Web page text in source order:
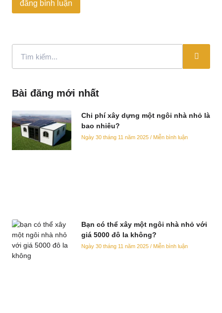
Bài đăng mới nhất
Chi phí xây dựng một ngôi nhà nhỏ là
bao nhiêu?
Ngày 30 tháng 11 năm 2025 Miễn bình luận
Bạn có thể xây một ngôi nhà nhỏ với
giá 5000 đô la không?
Ngày 30 tháng 11 năm 2025 Miễn bình luận